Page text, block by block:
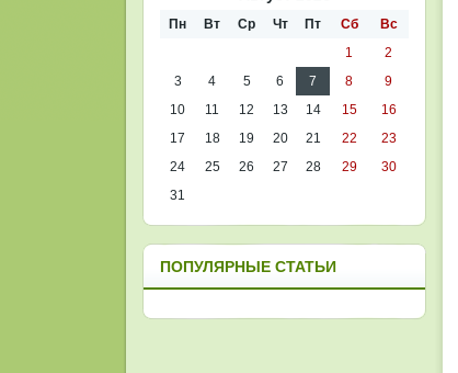
Пн Вт Ср Чт Пт Сб
Вс
1
2
3
4 5 6 7 8
9
10
11 12 13 14 15
16
17
18 19 20 21 22
23
24
25 26 27 28 29
30
31
ПОПУЛЯРНЫЕ СТАТЬИ